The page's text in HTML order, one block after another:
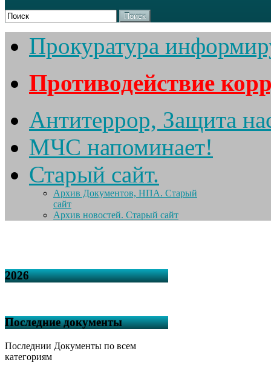
Поиск
Прокуратура
Противодействие
Антитеррор, Защита
МЧС напоминает!
Старый сайт.
Архив Документов, НПА. Старый
сайт
Архив новостей. Старый сайт
2026
Последние документы
Последнии Документы по всем
категориям